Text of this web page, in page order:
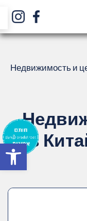
Недвижимость и
в